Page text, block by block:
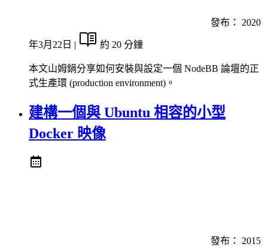
發布： 2020
年3月22日 | 約 20 分鐘
本文山姆鍋分享如何安裝與設定一個 NodeBB 論壇的正
式生產環 (production environment)。
建構一個與 Ubuntu 相容的小型
Docker 映像
發布： 2015